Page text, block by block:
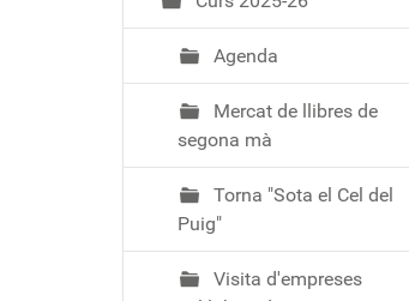
Agenda
Mercat de llibres de
segona mà
Torna "Sota el Cel del
Puig"
Visita d'empreses